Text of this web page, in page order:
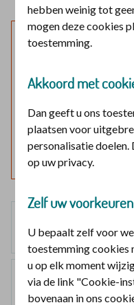
Laat mijn
voor u gelden.
Geen DigiD?Vraag aan
geen vergoeding
Smallpolis
geen vergoeding
hebben weinig tot
mogen deze cookies
toestemming.
Akkoord met
Dan geeft u ons
plaatsen voor
personalisatie
op uw privacy.
Zelf uw
U bepaalt zelf voor
toestemming cookies
u op elk moment
via de link "Cookie-
bovenaan in ons